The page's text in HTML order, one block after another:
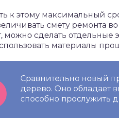
к этому максимальный
смету ремонта
можно сделать отдельные
материалы
Сравнительно новый
дерево. Оно обладает
способно прослужить